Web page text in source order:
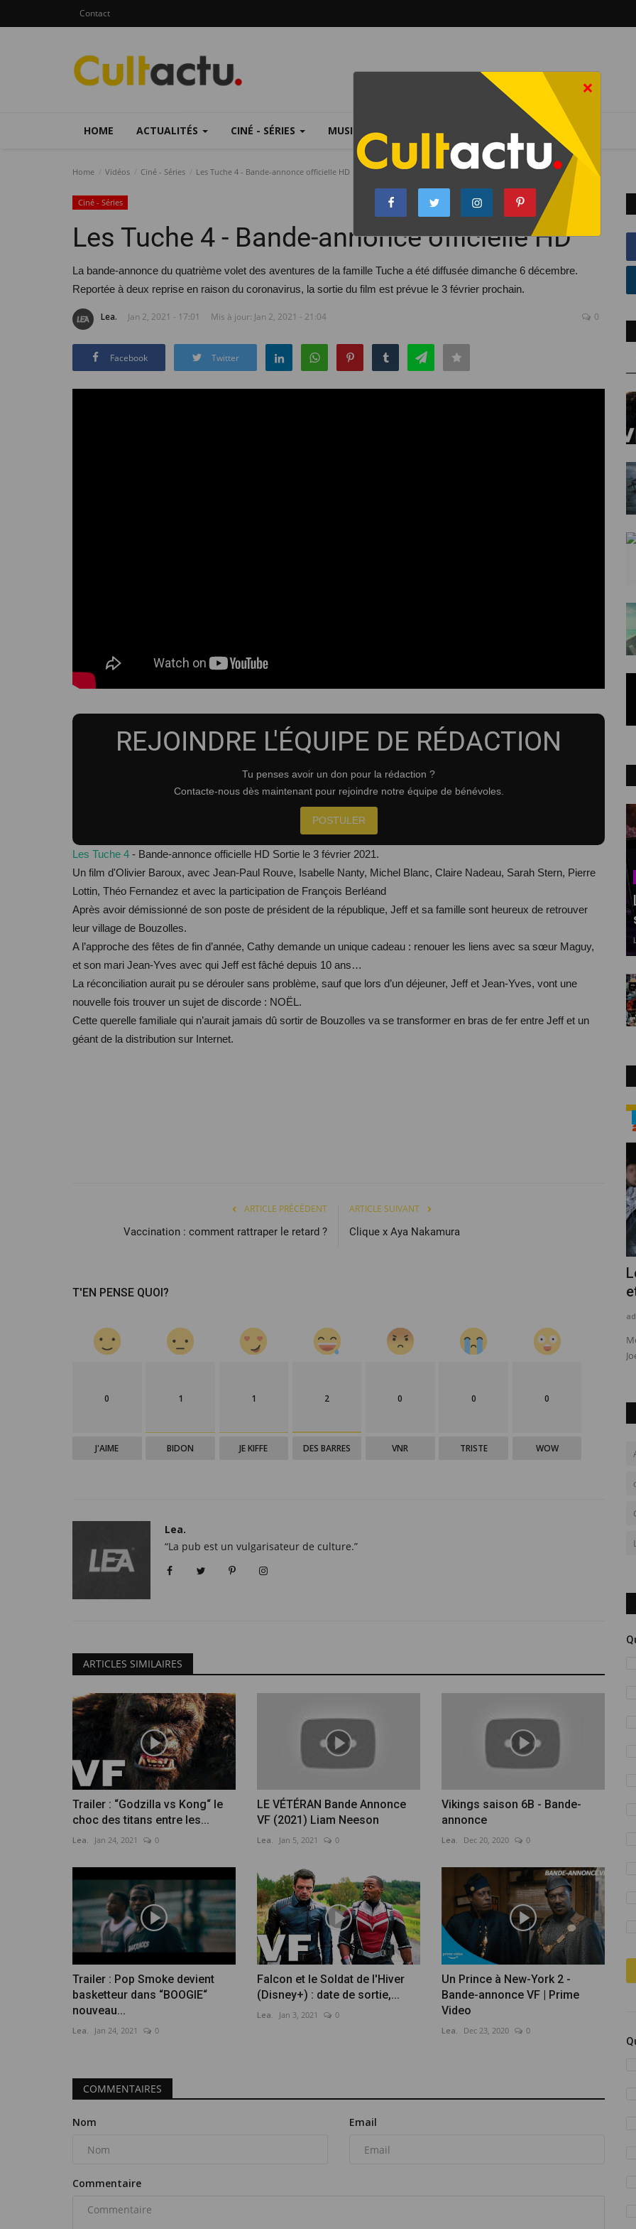
Contact
HOME ACTUALITÉS CINÉ - SÉRIES MUSIQUE SPORT QUIZ
Home Vidéos Ciné - Séries Les Tuche 4 - Bande-annonce officielle HD
Ciné - Séries
Les Tuche 4 - Bande-annonce officielle HD
La bande-annonce du quatrième volet des aventures de la famille Tuche a été diffusée dimanche 6 décembre.
Reportée à deux reprise en raison du coronavirus, la sortie du film est prévue le 3 février prochain.
Lea. Jan 2, 2021 - 17:01 Mis à jour: Jan 2, 2021 - 21:04 0
Facebook Twitter
REJOINDRE L'ÉQUIPE DE RÉDACTION
Tu penses avoir un don pour la rédaction ?
Contacte-nous dès maintenant pour rejoindre notre équipe de bénévoles.
POSTULER
Les Tuche 4 - Bande-annonce officielle HD Sortie le 3 février 2021.
Un film d'Olivier Baroux, avec Jean-Paul Rouve, Isabelle Nanty, Michel Blanc, Claire Nadeau, Sarah Stern, Pierre
Lottin, Théo Fernandez et avec la participation de François Berléand
Après avoir démissionné de son poste de président de la république, Jeff et sa famille sont heureux de retrouver
leur village de Bouzolles.
A l’approche des fêtes de fin d’année, Cathy demande un unique cadeau : renouer les liens avec sa sœur Maguy,
et son mari Jean-Yves avec qui Jeff est fâché depuis 10 ans…
La réconciliation aurait pu se dérouler sans problème, sauf que lors d’un déjeuner, Jeff et Jean-Yves, vont une
nouvelle fois trouver un sujet de discorde : NOËL.
Cette querelle familiale qui n’aurait jamais dû sortir de Bouzolles va se transformer en bras de fer entre Jeff et un
géant de la distribution sur Internet.
ARTICLE PRÉCÉDENT
Vaccination : comment rattraper le retard ?
ARTICLE SUIVANT
Clique x Aya Nakamura
T'EN PENSE QUOI?
0
J'AIME
1
BIDON
1
JE KIFFE
2
DES BARRES
0
VNR
0
TRISTE
0
WOW
Lea.
“La pub est un vulgarisateur de culture.”
ARTICLES SIMILAIRES
Trailer : “Godzilla vs Kong“ le
choc des titans entre les...
Lea. Jan 24, 2021 0
LE VÉTÉRAN Bande Annonce
VF (2021) Liam Neeson
Lea. Jan 5, 2021 0
Vikings saison 6B - Bande-
annonce
Lea. Dec 20, 2020 0
Trailer : Pop Smoke devient
basketteur dans “BOOGIE“
nouveau...
Lea. Jan 24, 2021 0
Falcon et le Soldat de l'Hiver
(Disney+) : date de sortie,...
Lea. Jan 3, 2021 0
Un Prince à New-York 2 -
Bande-annonce VF | Prime
Video
Lea. Dec 23, 2020 0
COMMENTAIRES
Nom Email
Commentaire
culturel qui influence...
Ollie Oshodi est une experte et stratège spécialisée dans les
marques et la culture....
Comme révélé par RMC Sport ce jeudi, Kylian Mbappé a
annoncé à Nasser Al-Khelaïfi...
×